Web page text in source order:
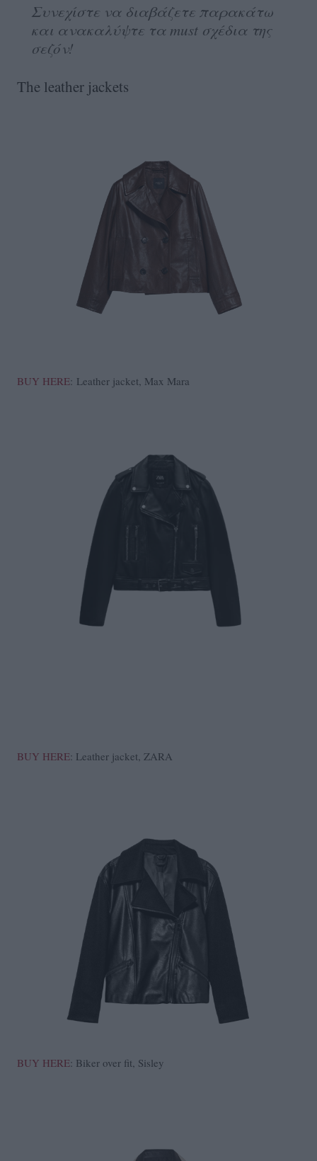
Συνεχίστε να διαβάζετε παρακάτω
και ανακαλύψτε τα must σχέδια της
σεζόν!
The leather jackets
BUY HERE: Leather jacket, Max Mara
BUY HERE: Leather jacket, ZARA
BUY HERE: Biker over fit, Sisley